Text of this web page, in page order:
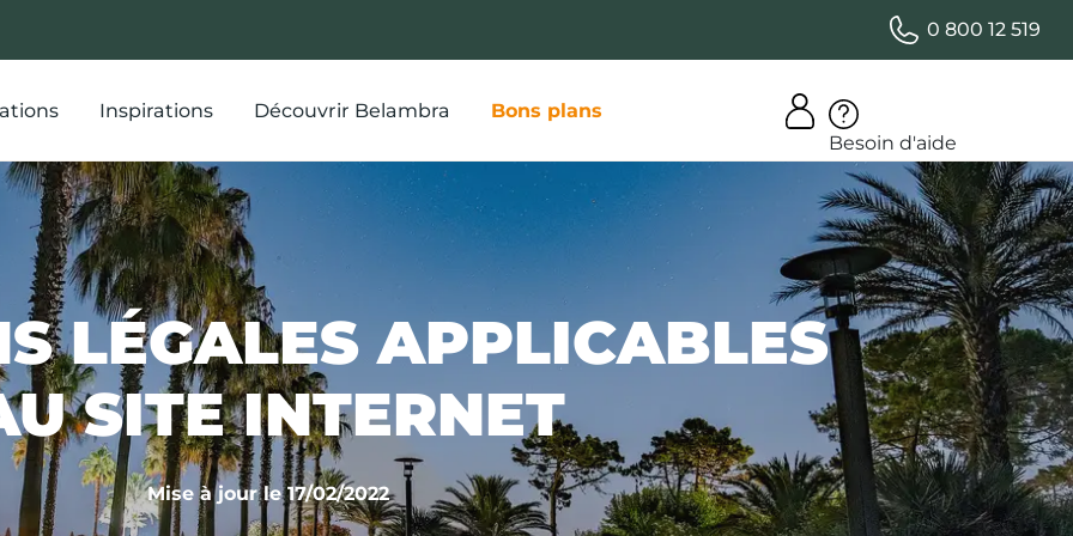
0 800 12 519
Inspirations Découvrir Belambra
Bons plans
Besoin d'aide
LÉGALES APPLICABLES
SITE INTERNET
Mise à jour le 17/02/2022